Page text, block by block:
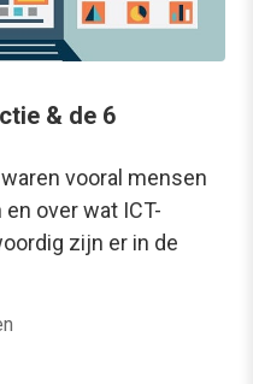
& de 6
vooral mensen
over wat ICT-
zijn er in de